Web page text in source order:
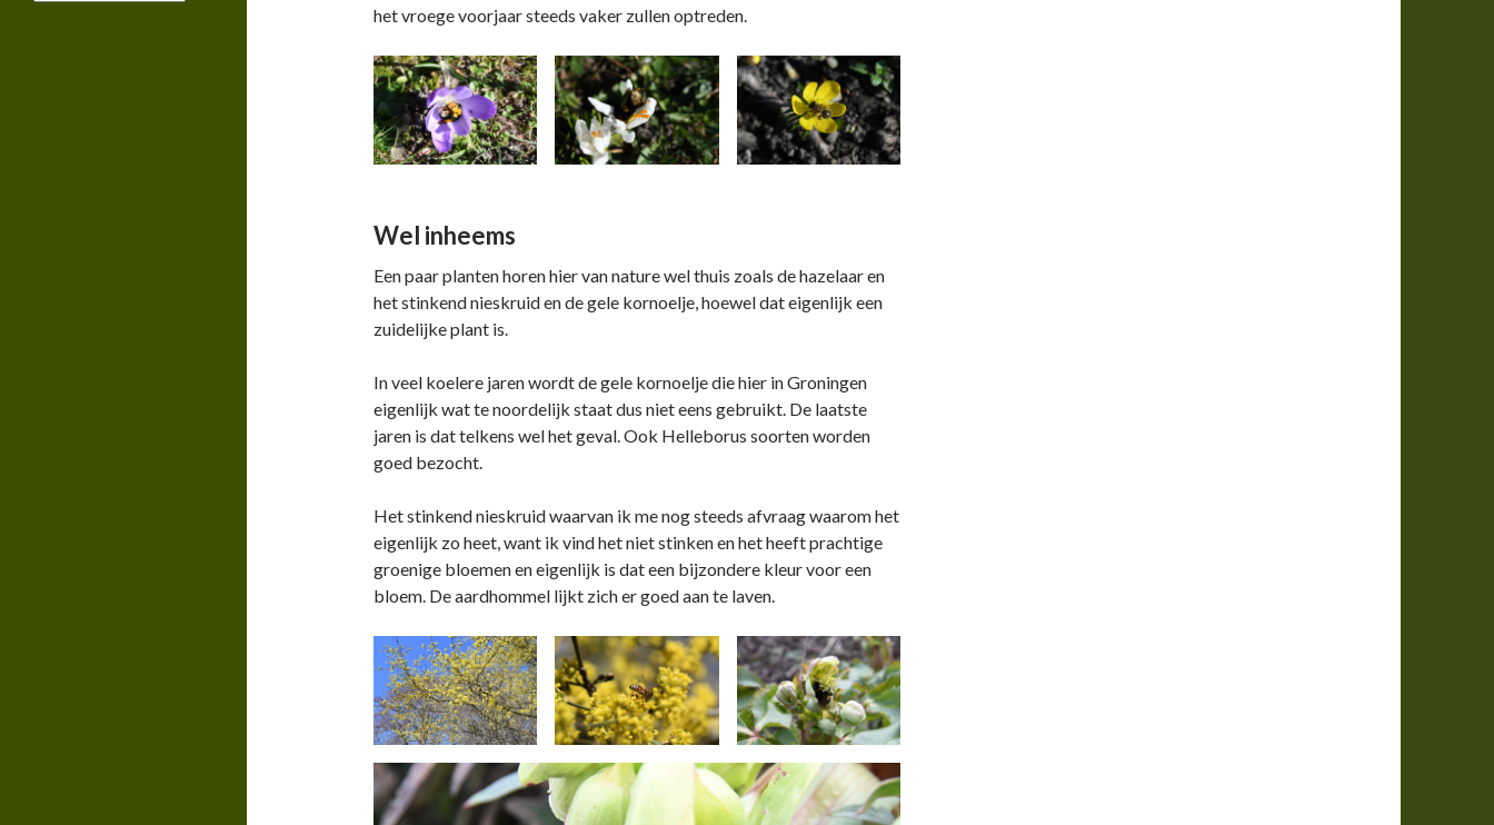
het vroege voorjaar steeds vaker zullen optreden.
Wel inheems
Een paar planten horen hier van nature wel thuis zoals de hazelaar en
het stinkend nieskruid en de gele kornoelje, hoewel dat eigenlijk een
zuidelijke plant is.
In veel koelere jaren wordt de gele kornoelje die hier in Groningen
eigenlijk wat te noordelijk staat dus niet eens gebruikt. De laatste
jaren is dat telkens wel het geval. Ook Helleborus soorten worden
goed bezocht.
Het stinkend nieskruid waarvan ik me nog steeds afvraag waarom het
eigenlijk zo heet, want ik vind het niet stinken en het heeft prachtige
groenige bloemen en eigenlijk is dat een bijzondere kleur voor een
bloem. De aardhommel lijkt zich er goed aan te laven.